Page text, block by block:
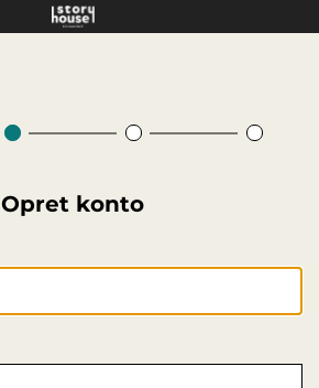
Opret konto